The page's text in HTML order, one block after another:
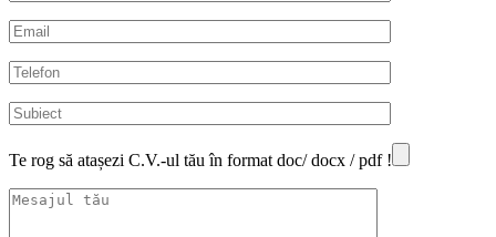
Te rog să atașezi C.V.-ul tău în format doc/ docx / pdf !